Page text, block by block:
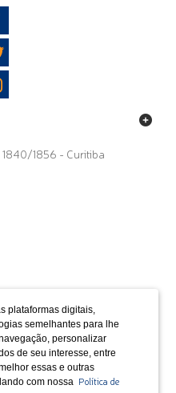
plataformas digitais,
semelhantes para lhe
personalizar
de seu interesse, entre
essas e outras
com nossa Política de
1840/1856 - Curitiba